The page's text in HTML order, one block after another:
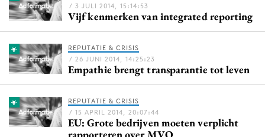
Partners
Topics
Artificial Intelligence
Bureaus
Campagnes
Carriere
Contentmarketing
/ 3 JULI 2014, 15:14:53
Vijf kenmerken van integrated reporting
REPUTATIE & CRISIS
/ 26 JUNI 2014, 14:25:23
Empathie brengt transparantie tot leven
REPUTATIE & CRISIS
/ 15 APRIL 2014, 20:07:44
EU: Grote bedrijven moeten verplicht